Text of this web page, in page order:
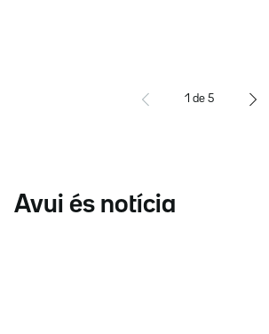
1 de 5
Avui és notícia